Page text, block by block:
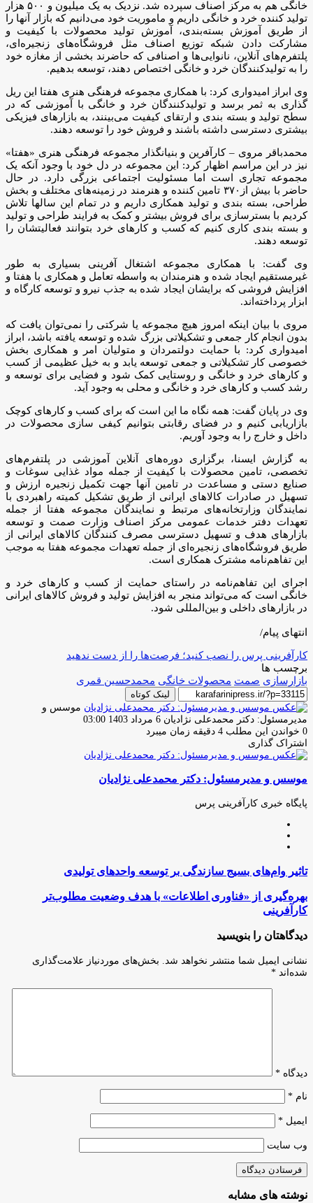
خانگی هم به مرکز اصناف سپرده شد. نزدیک به یک میلیون و ۵۰۰ هزار
تولید کننده خرد و خانگی داریم و ماموریت خود می‌دانیم که بازار آنها را
از طریق آموزش بسته‌بندی، آموزش تولید محصولات با کیفیت و
مشارکت دادن شبکه توزیع اصناف مثل فروشگاه‌های زنجیره‌ای،
پلتفرم‌های آنلاین، نانوایی‌ها و اصنافی که حاضرند بخشی از مغازه خود
را به تولیدکنندگان خرد و خانگی اختصاص دهند، توسعه بدهیم.
وی ابراز امیدواری کرد: با همکاری مجموعه فرهنگی هنری هفتا این ریل
گذاری به ثمر برسد و تولیدکنندگان خرد و خانگی با آموزشی که در
سطح تولید و بسته بندی و ارتقای کیفیت می‌بینند، به بازارهای فیزیکی
بیشتری دسترسی داشته باشند و فروش خود را توسعه دهند.
محمدباقر مروی – کارآفرین و بنیانگذار مجموعه فرهنگی هنری «هفتا»
نیز در این مراسم اظهار کرد: این مجموعه در دل خود با وجود آنکه یک
مجموعه تجاری است اما مسئولیت اجتماعی بزرگی دارد. در حال
حاضر با بیش از۳۷۰ تامین کننده و هنرمند در زمینه‌های مختلف و بخش
طراحی،‌ بسته بندی و تولید همکاری داریم و در تمام این سالها تلاش
کردیم با بسترسازی برای فروش بیشتر و کمک به فرایند طراحی و تولید
و بسته بندی کاری کنیم که کسب و کارهای خرد بتوانند فعالیتشان را
توسعه دهند.
وی گفت: با همکاری مجموعه اشتغال آفرینی بسیاری به طور
غیرمستقیم ایجاد شده و هنرمندان به واسطه تعامل و همکاری با هفتا و
افزایش فروشی که برایشان ایجاد شده به جذب نیرو و توسعه کارگاه و
ابزار پرداخته‌اند.
مروی با بیان اینکه امروز هیچ مجموعه یا شرکتی را نمی‌توان یافت که
بدون انجام کار جمعی و تشکیلاتی بزرگ شده و توسعه یافته باشد، ابراز
امیدواری کرد: با حمایت دولتمردان و متولیان امر و همکاری بخش
خصوصی کار تشکیلاتی و جمعی توسعه یابد و به خیل عظیمی از کسب
و کارهای خرد و خانگی و روستایی کمک شود و فضایی برای توسعه و
رشد کسب و کارهای خرد و خانگی و محلی به وجود آید.
وی در پایان گفت: همه نگاه ما این است که برای کسب و کارهای کوچک
بازاریابی کنیم و در فضای رقابتی بتوانیم کیفی سازی محصولات در
داخل و خارج را به وجود آوریم.
به گزارش ایسنا، برگزاری دوره‌های آنلاین آموزشی در پلتفرم‌های
تخصصی، تامین محصولات با کیفیت از جمله مواد غذایی سوغات و
صنایع دستی و مساعدت در تامین آنها جهت تکمیل زنجیره ارزش و
تسهیل در صادرات کالاهای ایرانی از طریق تشکیل کمیته راهبردی با
نمایندگان وزارتخانه‌های مرتبط و نمایندگان مجموعه هفتا از جمله
تعهدات دفتر خدمات عمومی مرکز اصناف وزارت صمت و توسعه
بازارهای هدف و تسهیل دسترسی مصرف کنندگان کالاهای ایرانی از
طریق فروشگاه‌های زنجیره‌ای از جمله تعهدات مجموعه هفتا به موجب
این تفاهم‌نامه مشترک همکاری است.
اجرای این تفاهم‌نامه در راستای حمایت از کسب و کارهای خرد و
خانگی است که می‌تواند منجر به افزایش تولید و فروش کالاهای ایرانی
در بازارهای داخلی و بین‌المللی شود.
انتهای پیام/
کارآفرینی پرس را نصب کنید؛ فرصت‌ها را از دست ندهید
برچسب ها
بازارسازی صمت محصولات خانگی محمدحسین قمری
لینک کوتاه
موسس و
مدیرمسئول: دکتر محمدعلی نژادیان ارسال
ایمیل
6 مرداد 1403 03:00
0 خواندن این مطلب 4 دقیقه زمان میبرد
اشتراک گذاری
فیس
توئیتر
لینکدین
واتس
تلگرام
اشتراک
از
ایمیل
چاپ
موسس و مدیرمسئول: دکتر محمدعلی نژادیان
پایگاه خبری کارآفرینی پرس
تاثیر
وام‌های
بسیج
سازندگی
بر
توسعه
واحد‌های
تاثیر وام‌های بسیج سازندگی بر توسعه واحد‌های تولیدی
بهره‌گیری
از
«فناوری
اطلاعات»
با
هدف
وضعیت
مطلوب‌تر
کارآفرینی
بهره‌گیری از «فناوری اطلاعات» با هدف وضعیت مطلوب‌تر
کارآفرینی
دیدگاهتان را بنویسید
نشانی ایمیل شما منتشر نخواهد شد.
بخش‌های موردنیاز علامت‌گذاری
شده‌اند *
دیدگاه *
نام *
ایمیل *
وب‌ سایت
نوشته های مشابه